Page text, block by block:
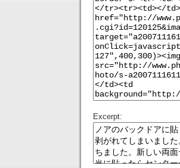
Excerpt: